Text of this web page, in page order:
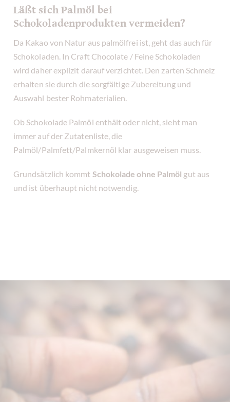
Läßt sich Palmöl bei
Schokoladenprodukten vermeiden?
Da Kakao von Natur aus palmölfrei ist, geht das auch für
Schokoladen. In Craft Chocolate / Feine Schokoladen
wird daher explizit darauf verzichtet. Den zarten Schmelz
erhalten sie durch die sorgfältige Zubereitung und
Auswahl bester Rohmaterialien.
Ob Schokolade Palmöl enthält oder nicht, sieht man
immer auf der Zutatenliste, die
Palmöl/Palmfett/Palmkernöl klar ausgeweisen muss.
Grundsätzlich kommt Schokolade ohne Palmöl gut aus
und ist überhaupt nicht notwendig.